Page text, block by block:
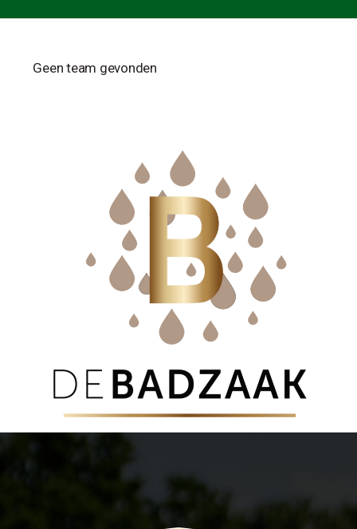
Geen team gevonden